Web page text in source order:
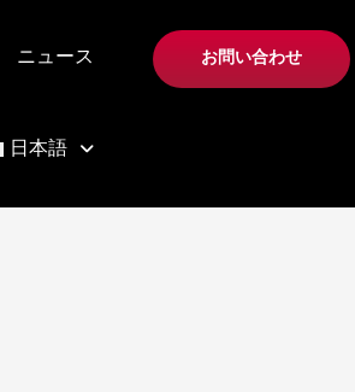
ニュース
日本語
お問い合わせ